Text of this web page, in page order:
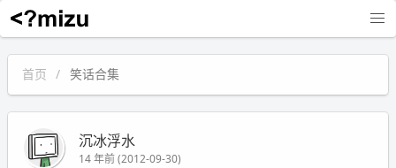
沉冰浮水
首页 笑话合集
沉冰浮水
14 年前 (2012-09-30)